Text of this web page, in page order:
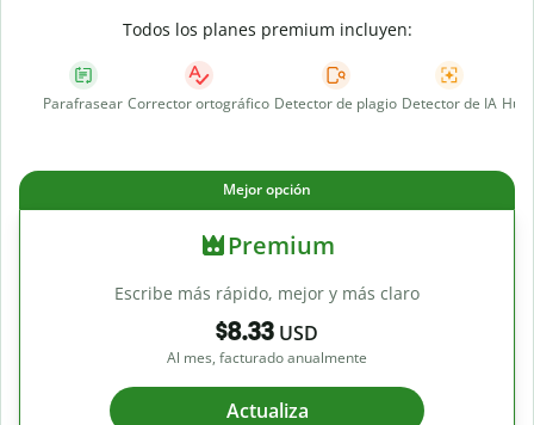
Todos los planes premium incluyen:
Parafrasear Corrector ortográfico Detector de plagio Detector de IA
Mejor opción
Premium
Escribe más rápido, mejor y más claro
$8.33 USD
Al mes, facturado anualmente
Actualiza